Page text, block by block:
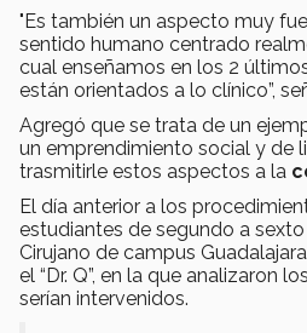
"Es también un aspecto muy
sentido humano centrado
cual enseñamos en los 2
están orientados a lo clínico”,
Agregó que se trata de un
un emprendimiento social y de
trasmitirle estos aspectos a la
El día anterior a los
estudiantes de segundo a
Cirujano de campus
el “Dr. Q”, en la que analizaron
serían intervenidos.